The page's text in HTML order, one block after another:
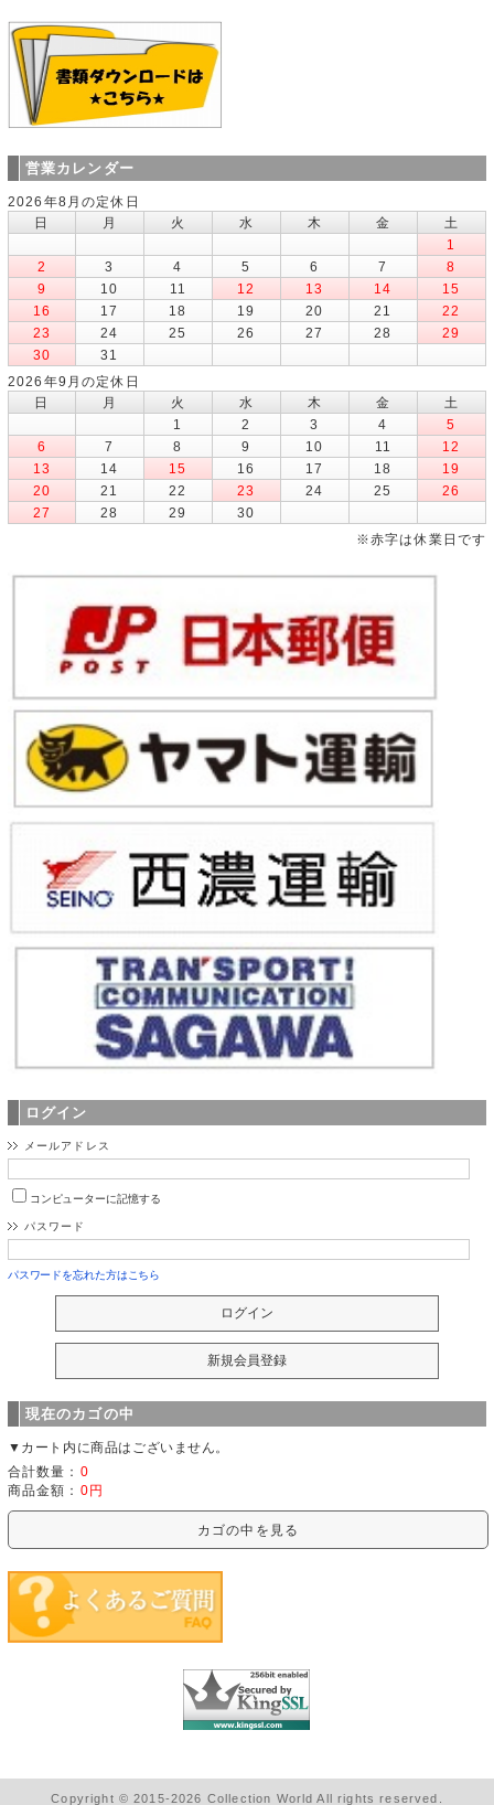
営業カレンダー
2026年8月の定休日
日
月 火 水 木 金
土
1
2
3 4 5 6 7
8
9
10 11 12 13 14
15
16
17 18 19 20 21
22
23
24 25 26 27 28
29
30
31
2026年9月の定休日
日
月 火 水 木 金
土
1
2 3 4
5
6
7 8 9 10 11
12
13
14 15 16 17 18
19
20
21 22 23 24 25
26
27
28 29
30
※赤字は休業日です
ログイン
メールアドレス
コンピューターに記憶する
パスワード
パスワードを忘れた方はこちら
現在のカゴの中
▼カート内に商品はございません。
合計数量： 0
商品金額： 0円
カゴの中を見る
Copyright © 2015-2026 Collection World All rights reserved.